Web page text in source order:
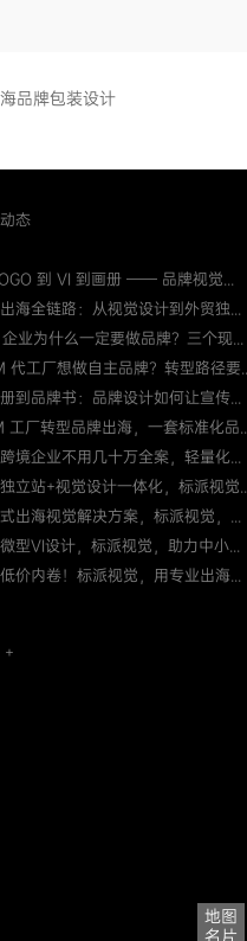
品牌包装设计
态
到 VI 到画册 —— 品牌视觉...
海全链路：从视觉设计到外贸独...
业为什么一定要做品牌？三个现...
代工厂想做自主品牌？转型路径要
到品牌书：品牌设计如何让宣传...
工厂转型品牌出海，一套标准化品
境企业不用几十万全案，轻量化...
立站+视觉设计一体化，标派视觉
出海视觉解决方案，标派视觉，...
型VI设计，标派视觉，助力中小...
价内卷！标派视觉，用专业出海...
+
地图
名片